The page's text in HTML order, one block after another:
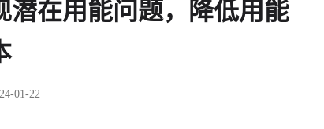
潜在用能问题，降低用能
01-22